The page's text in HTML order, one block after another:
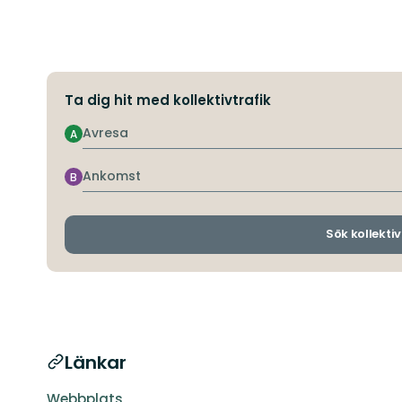
Ta dig hit med kollektivtrafik
Avresa
A
Ankomst
B
Sök
Länkar